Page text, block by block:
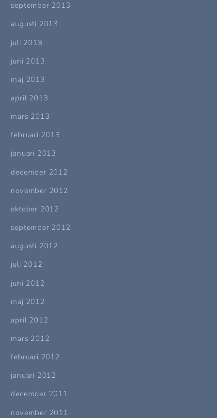
september 2013
augusti 2013
juli 2013
juni 2013
maj 2013
april 2013
mars 2013
februari 2013
januari 2013
december 2012
november 2012
oktober 2012
september 2012
augusti 2012
juli 2012
juni 2012
maj 2012
april 2012
mars 2012
februari 2012
januari 2012
december 2011
november 2011